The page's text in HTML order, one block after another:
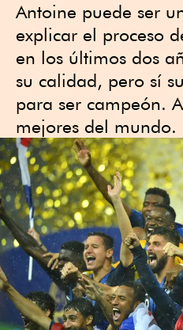
Antoine puede ser
explicar el proceso
en los últimos dos
su calidad, pero sí
para ser campeón.
mejores del mundo.